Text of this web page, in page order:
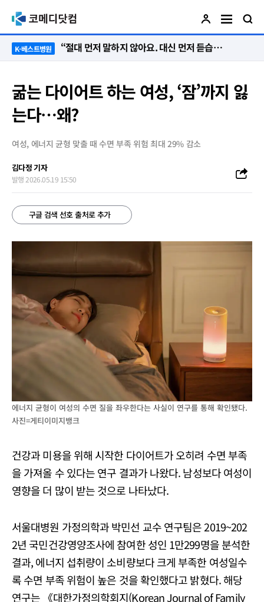
K-베스트병원 “절대 먼저 말하지 않아요. 대신 먼저 듣습니다”
굶는 다이어트 하는 여성, ‘잠’까지 잃
는다…왜?
여성, 에너지 균형 맞출 때 수면 부족 위험 최대 29% 감소
김다정 기자
발행 2026.05.19 15:50
구글 검색 선호 출처로 추가
에너지 균형이 여성의 수면 질을 좌우한다는 사실이 연구를 통해 확인됐다.
사진=게티이미지뱅크
건강과 미용을 위해 시작한 다이어트가 오히려 수면 부족
을 가져올 수 있다는 연구 결과가 나왔다. 남성보다 여성이
영향을 더 많이 받는 것으로 나타났다.
서울대병원 가정의학과 박민선 교수 연구팀은 2019~202
2년 국민건강영양조사에 참여한 성인 1만299명을 분석한
결과, 에너지 섭취량이 소비량보다 크게 부족한 여성일수
록 수면 부족 위험이 높은 것을 확인했다고 밝혔다. 해당
연구는 《대한가정의학회지(Korean Journal of Family